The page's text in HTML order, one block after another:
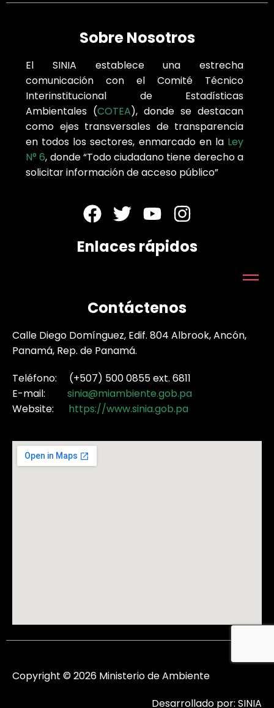
Sobre Nosotros
El SINIA establece una estrecha
comunicación con el Comité Técnico
Interinstitucional de Estadísticas
Ambientales (COTEA), donde se destacan
como ejes transversales de transparencia
en todos los sectores, enmarcado en la Ley
N° 6, donde “Todo ciudadano tiene derecho a
solicitar información de acceso público”
Enlaces rápidos
Contáctenos
Calle Diego Domínguez, Edif. 804 Albrook, Ancón,
Panamá, Rep. de Panamá.
Teléfono: (+507) 500 0855 ext. 6811
E-mail: sinia@miambiente.gob.pa
Website: https://www.sinia.gob.pa
Copyright © 2026 Ministerio de Ambiente
Desarrollado por: SINIA